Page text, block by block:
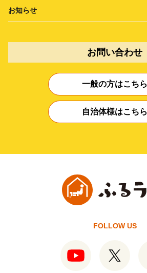
お知らせ
お問い合わせ
一般の方はこちら
自治体様はこちら
FOLLOW US